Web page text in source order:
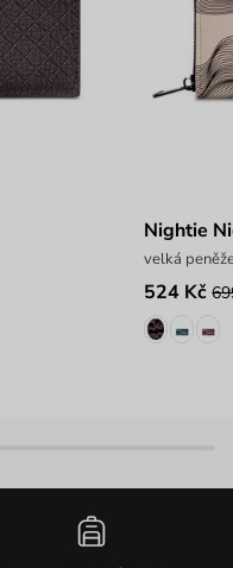
Nightie
velká
524 Kč